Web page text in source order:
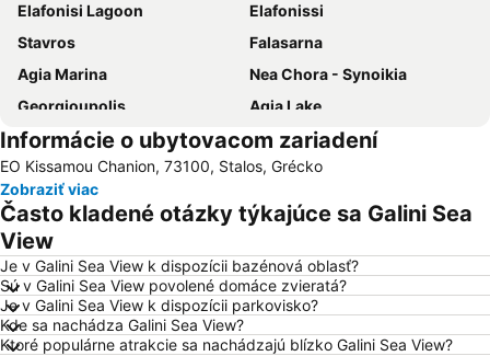
Elafonisi Lagoon
Elafonissi
Stavros
Falasarna
Agia Marina
Nea Chora - Synoikia
Georgioupolis
Agia Lake
Národný štadión v Chania
Chania Rock Festival
Halepa
Korakies
Balos
Rethymno Gallos Stadium
Maistrali
Informácie o ubytovacom zariadení
EO Kissamou Chanion, 73100, Stalos, Grécko
Zobraziť viac
Často kladené otázky týkajúce sa Galini Sea
View
Je v Galini Sea View k dispozícii bazénová oblasť?
Sú v Galini Sea View povolené domáce zvieratá?
Je v Galini Sea View k dispozícii parkovisko?
Kde sa nachádza Galini Sea View?
Ktoré populárne atrakcie sa nachádzajú blízko Galini Sea View?